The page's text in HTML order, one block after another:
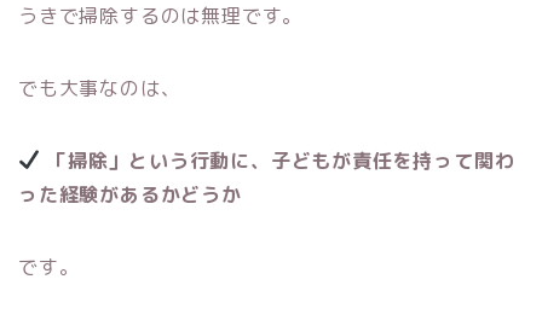
うきで掃除するのは無理です。
でも大事なのは、
「掃除」という行動に、子どもが責任を持って関わ
った経験があるかどうか
です。